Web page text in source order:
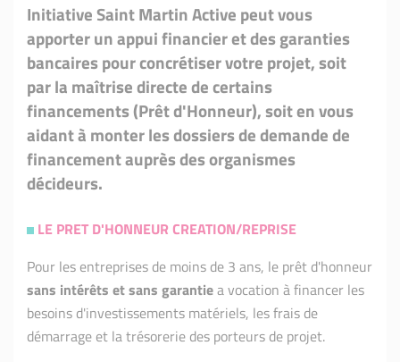
Initiative Saint Martin Active peut vous
apporter un appui financier et des garanties
bancaires pour concrétiser votre projet, soit
par la maîtrise directe de certains
financements (Prêt d'Honneur), soit en vous
aidant à monter les dossiers de demande de
financement auprès des organismes
décideurs.
LE PRET D'HONNEUR CREATION/REPRISE
Pour les entreprises de moins de 3 ans, le prêt d'honneur
sans intérêts et sans garantiea vocation à financer les
besoins d'investissements matériels, les frais de
démarrage et la trésorerie des porteurs de projet.